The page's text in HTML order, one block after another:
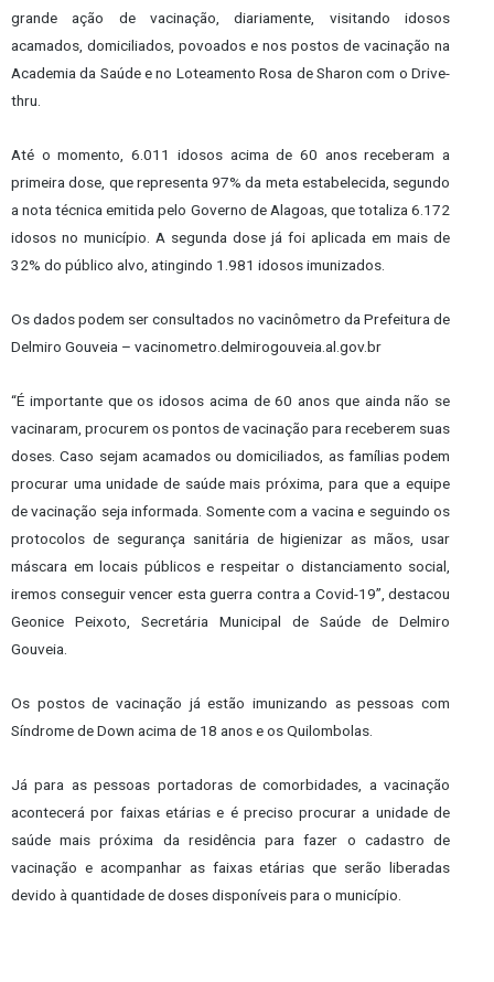
grande ação de vacinação, diariamente, visitando idosos
acamados, domiciliados, povoados e nos postos de vacinação na
Academia da Saúde e no Loteamento Rosa de Sharon com o Drive-
thru.
Até o momento, 6.011 idosos acima de 60 anos receberam a
primeira dose, que representa 97% da meta estabelecida, segundo
a nota técnica emitida pelo Governo de Alagoas, que totaliza 6.172
idosos no município. A segunda dose já foi aplicada em mais de
32% do público alvo, atingindo 1.981 idosos imunizados.
Os dados podem ser consultados no vacinômetro da Prefeitura de
Delmiro Gouveia – vacinometro.delmirogouveia.al.gov.br
“É importante que os idosos acima de 60 anos que ainda não se
vacinaram, procurem os pontos de vacinação para receberem suas
doses. Caso sejam acamados ou domiciliados, as famílias podem
procurar uma unidade de saúde mais próxima, para que a equipe
de vacinação seja informada. Somente com a vacina e seguindo os
protocolos de segurança sanitária de higienizar as mãos, usar
máscara em locais públicos e respeitar o distanciamento social,
iremos conseguir vencer esta guerra contra a Covid-19”, destacou
Geonice Peixoto, Secretária Municipal de Saúde de Delmiro
Gouveia.
Os postos de vacinação já estão imunizando as pessoas com
Síndrome de Down acima de 18 anos e os Quilombolas.
Já para as pessoas portadoras de comorbidades, a vacinação
acontecerá por faixas etárias e é preciso procurar a unidade de
saúde mais próxima da residência para fazer o cadastro de
vacinação e acompanhar as faixas etárias que serão liberadas
devido à quantidade de doses disponíveis para o município.